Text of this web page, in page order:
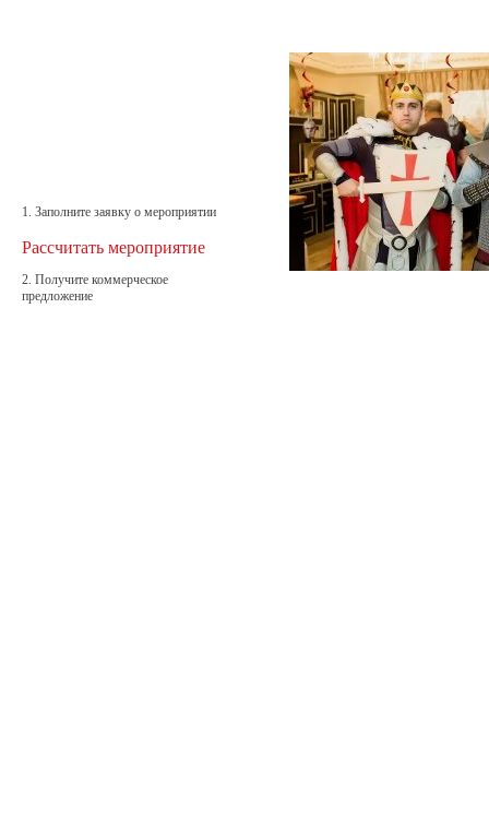
1. Заполните заявку о мероприятии
Рассчитать мероприятие
2. Получите коммерческое
предложение